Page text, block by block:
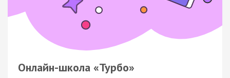
Онлайн-школа «Турбо»